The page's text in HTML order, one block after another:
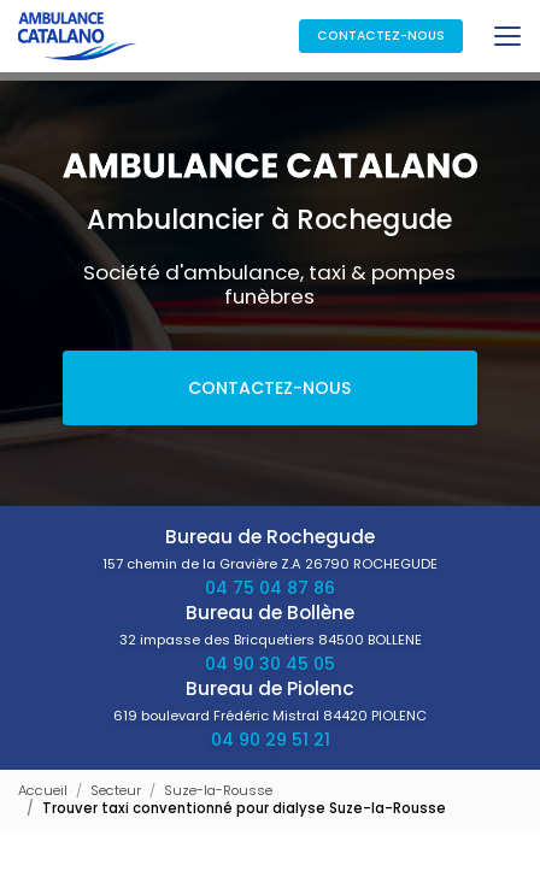
Aller
au
contenu
principal
CONTACTEZ-NOUS
Ambulancier à Rochegude
Société d'ambulance, taxi & pompes
funèbres
CONTACTEZ-NOUS
Bureau de Rochegude
157 chemin de la Gravière Z.A 26790 ROCHEGUDE
04 75 04 87 86
Bureau de Bollène
32 impasse des Bricquetiers 84500 BOLLENE
04 90 30 45 05
Bureau de Piolenc
619 boulevard Frédéric Mistral 84420 PIOLENC
04 90 29 51 21
Accueil Secteur
Suze-la-Rousse
Trouver taxi conventionné pour dialyse Suze-la-Rousse